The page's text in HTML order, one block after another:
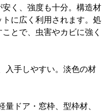
く、強度も十分。構造材
に広く利用されます。処
とで、虫害やカビに強く
入手しやすい。淡色の材
量ドア・窓枠、型枠材、